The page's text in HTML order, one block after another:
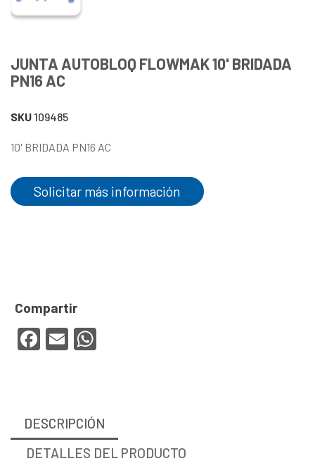
JUNTA AUTOBLOQ FLOWMAK 10' BRIDADA
PN16 AC
SKU 109485
10' BRIDADA PN16 AC
Solicitar más información
DESCRIPCIÓN
DETALLES DEL PRODUCTO